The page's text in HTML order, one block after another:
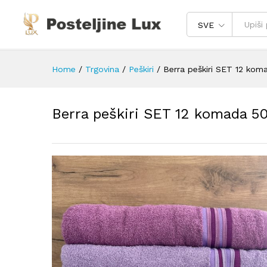
SVE
Home / Trgovina / Peškiri / Berra peškiri SET 12
Berra peškiri SET 12 komada